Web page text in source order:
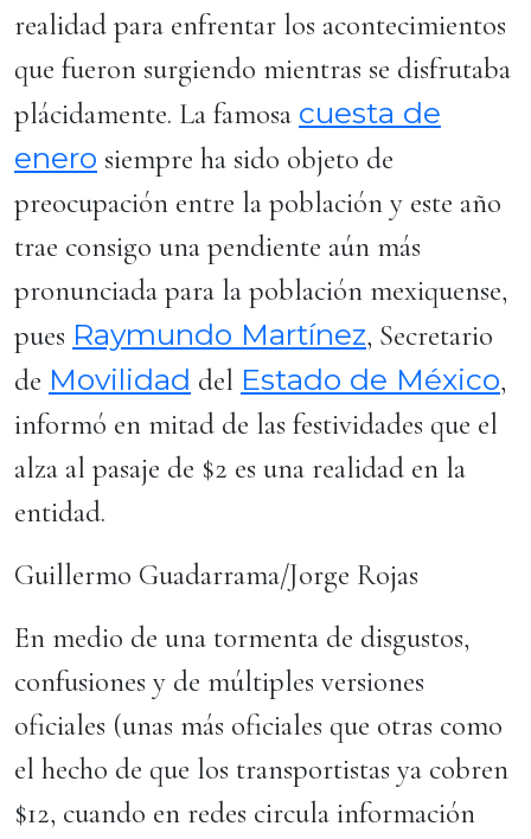
realidad para enfrentar los acontecimientos
que fueron surgiendo mientras se disfrutaba
plácidamente. La famosa cuesta de
enero siempre ha sido objeto de
preocupación entre la población y este año
trae consigo una pendiente aún más
pronunciada para la población mexiquense,
pues Raymundo Martínez, Secretario
de Movilidad del Estado de México,
informó en mitad de las festividades que el
alza al pasaje de $2 es una realidad en la
entidad.
Guillermo Guadarrama/Jorge Rojas
En medio de una tormenta de disgustos,
confusiones y de múltiples versiones
oficiales (unas más oficiales que otras como
el hecho de que los transportistas ya cobren
$12, cuando en redes circula información